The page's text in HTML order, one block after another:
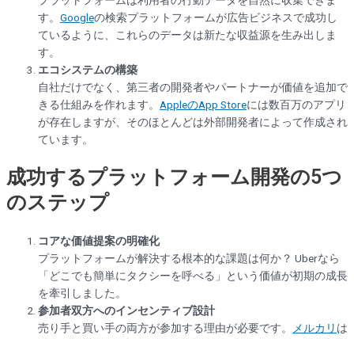
す。 Googleの検索プラットフォームが広告ビジネスで成功し
ているように、これらのデータは新たな収益源を生み出しま
す。
エコシステムの構築
自社だけでなく、第三者の開発者やパートナーが価値を追加で
きる仕組みを作れます。 AppleのApp Storeには数百万のアプリ
が存在しますが、そのほとんどは外部開発者によって作成され
ています。
成功するプラットフォーム開発の5つ
のステップ
コアな価値提案の明確化
プラットフォームが解決する根本的な課題は何か？ Uberなら
「どこでも簡単にタクシーを呼べる」という価値が初期の成長
を牽引しました。
参加者双方へのインセンティブ設計
売り手と買い手の両方が参加する理由が必要です。
メルカリ は